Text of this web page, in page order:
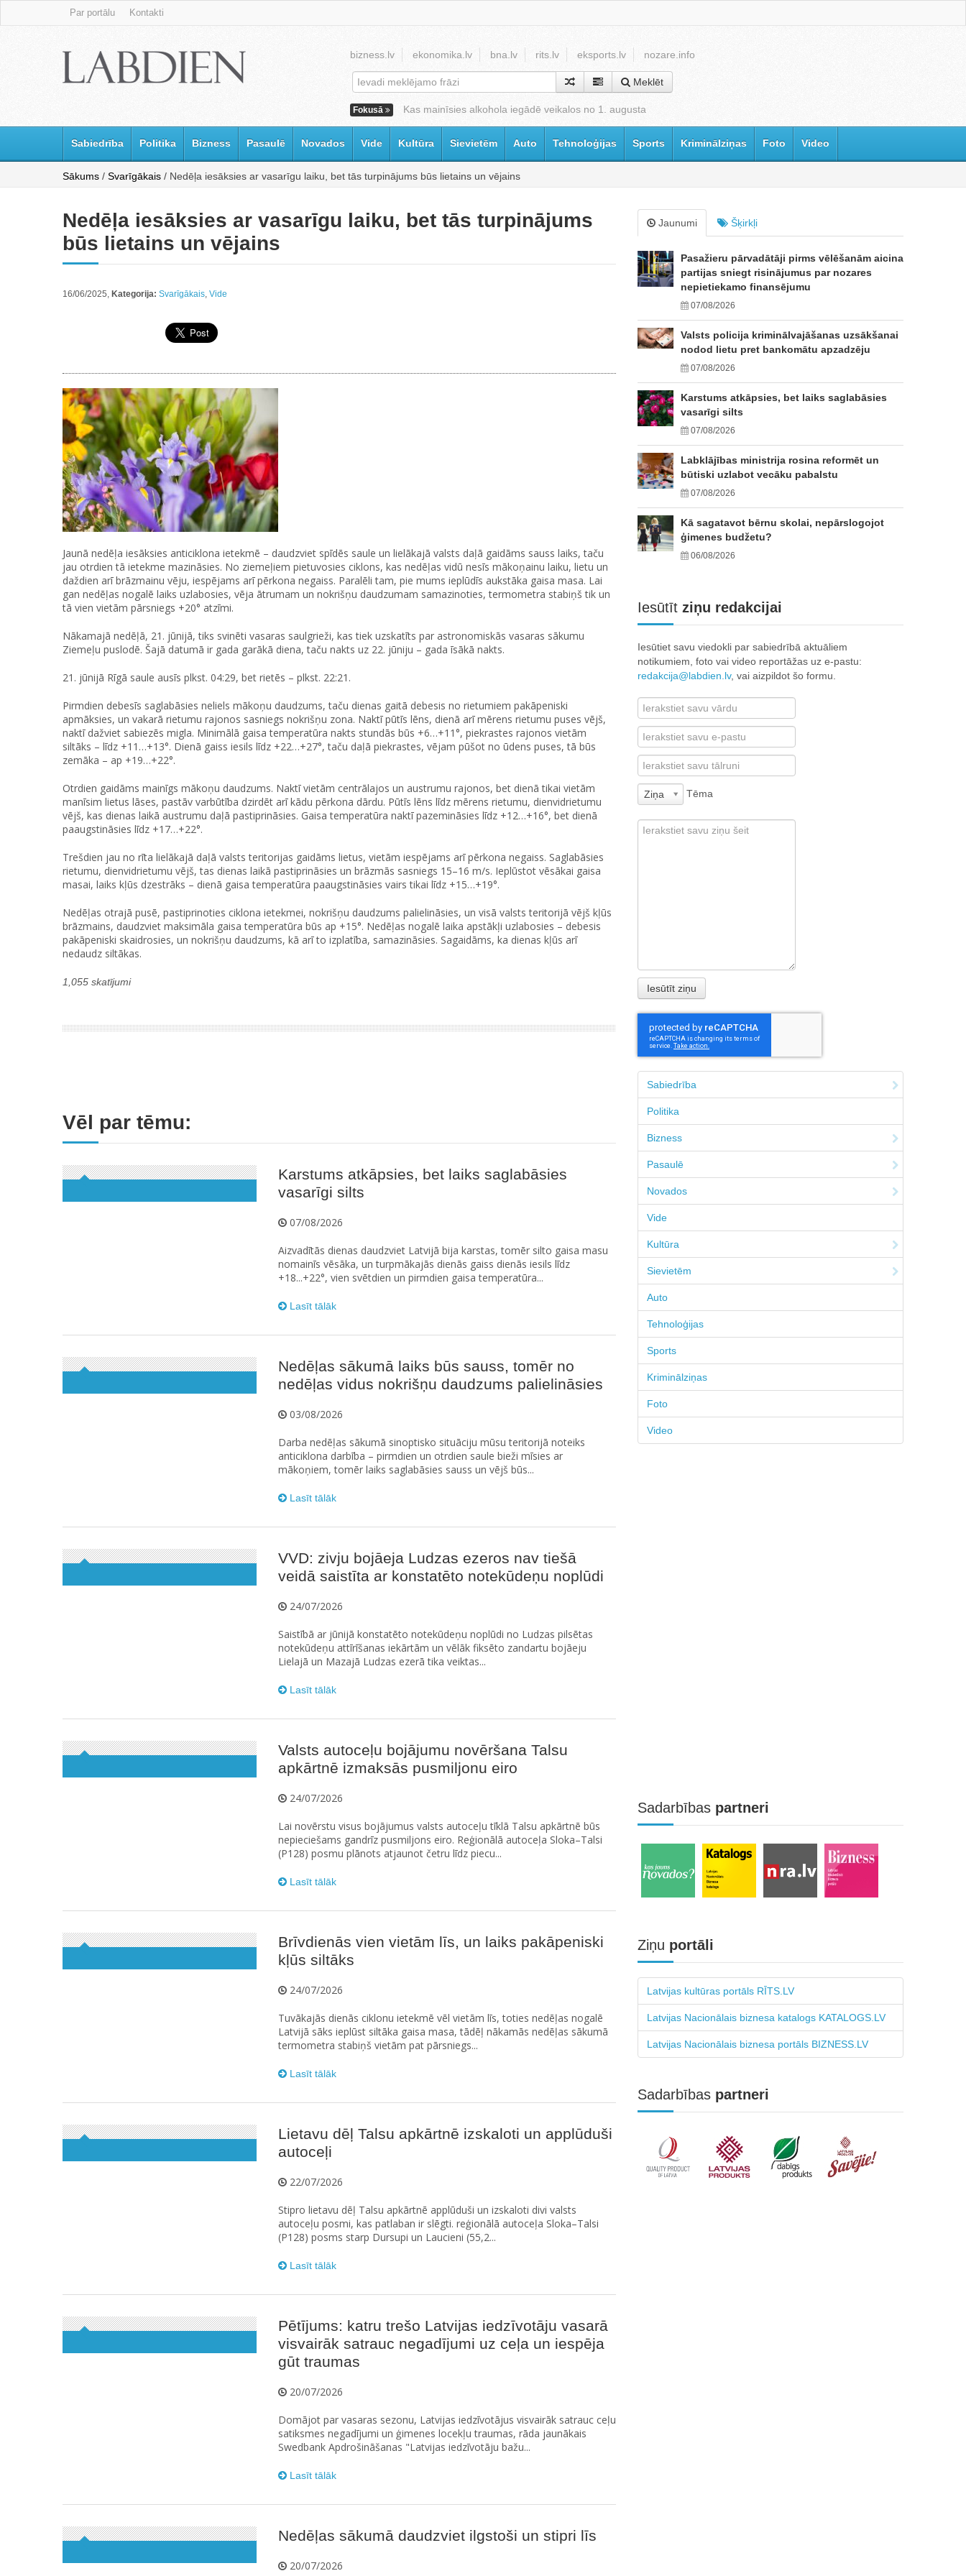
Par portālu Kontakti
bizness.lv ekonomika.lv bna.lv rits.lv eksports.lv nozare.info
Meklēt
Fokusā Kas mainīsies alkohola iegādē veikalos no 1. augusta
Sabiedrība Politika Bizness Pasaulē Novados Vide Kultūra Sievietēm Auto Tehnoloģijas Sports Kriminālziņas Foto Video
Sākums / Svarīgākais / Nedēļa iesāksies ar vasarīgu laiku, bet tās turpinājums būs lietains un vējains
Nedēļa iesāksies ar vasarīgu laiku, bet tās turpinājums
būs lietains un vējains
16/06/2025, Kategorija: Svarīgākais, Vide
Jaunā nedēļa iesāksies anticiklona ietekmē – daudzviet spīdēs saule un lielākajā valsts daļā gaidāms sauss laiks, taču
jau otrdien tā ietekme mazināsies. No ziemeļiem pietuvosies ciklons, kas nedēļas vidū nesīs mākoņainu laiku, lietu un
daždien arī brāzmainu vēju, iespējams arī pērkona negaiss. Paralēli tam, pie mums ieplūdīs aukstāka gaisa masa. Lai
gan nedēļas nogalē laiks uzlabosies, vēja ātrumam un nokrišņu daudzumam samazinoties, termometra stabiņš tik un
tā vien vietām pārsniegs +20° atzīmi.
Nākamajā nedēļā, 21. jūnijā, tiks svinēti vasaras saulgrieži, kas tiek uzskatīts par astronomiskās vasaras sākumu
Ziemeļu puslodē. Šajā datumā ir gada garākā diena, taču nakts uz 22. jūniju – gada īsākā nakts.
21. jūnijā Rīgā saule ausīs plkst. 04:29, bet rietēs – plkst. 22:21.
Pirmdien debesīs saglabāsies neliels mākoņu daudzums, taču dienas gaitā debesis no rietumiem pakāpeniski
apmāksies, un vakarā rietumu rajonos sasniegs nokrišņu zona. Naktī pūtīs lēns, dienā arī mērens rietumu puses vējš,
naktī dažviet sabiezēs migla. Minimālā gaisa temperatūra nakts stundās būs +6…+11°, piekrastes rajonos vietām
siltāks – līdz +11…+13°. Dienā gaiss iesils līdz +22…+27°, taču daļā piekrastes, vējam pūšot no ūdens puses, tā būs
zemāka – ap +19…+22°.
Otrdien gaidāms mainīgs mākoņu daudzums. Naktī vietām centrālajos un austrumu rajonos, bet dienā tikai vietām
manīsim lietus lāses, pastāv varbūtība dzirdēt arī kādu pērkona dārdu. Pūtīs lēns līdz mērens rietumu, dienvidrietumu
vējš, kas dienas laikā austrumu daļā pastiprināsies. Gaisa temperatūra naktī pazemināsies līdz +12…+16°, bet dienā
paaugstināsies līdz +17…+22°.
Trešdien jau no rīta lielākajā daļā valsts teritorijas gaidāms lietus, vietām iespējams arī pērkona negaiss. Saglabāsies
rietumu, dienvidrietumu vējš, tas dienas laikā pastiprināsies un brāzmās sasniegs 15–16 m/s. Ieplūstot vēsākai gaisa
masai, laiks kļūs dzestrāks – dienā gaisa temperatūra paaugstināsies vairs tikai līdz +15…+19°.
Nedēļas otrajā pusē, pastiprinoties ciklona ietekmei, nokrišņu daudzums palielināsies, un visā valsts teritorijā vējš kļūs
brāzmains, daudzviet maksimāla gaisa temperatūra būs ap +15°. Nedēļas nogalē laika apstākļi uzlabosies – debesis
pakāpeniski skaidrosies, un nokrišņu daudzums, kā arī to izplatība, samazināsies. Sagaidāms, ka dienas kļūs arī
nedaudz siltākas.
1,055 skatījumi
Vēl par tēmu:
Karstums atkāpsies, bet laiks saglabāsies
vasarīgi silts
07/08/2026
Aizvadītās dienas daudzviet Latvijā bija karstas, tomēr silto gaisa masu
nomainīs vēsāka, un turpmākajās dienās gaiss dienās iesils līdz
+18...+22°, vien svētdien un pirmdien gaisa temperatūra...
Lasīt tālāk
Nedēļas sākumā laiks būs sauss, tomēr no
nedēļas vidus nokrišņu daudzums palielināsies
03/08/2026
Darba nedēļas sākumā sinoptisko situāciju mūsu teritorijā noteiks
anticiklona darbība – pirmdien un otrdien saule bieži mīsies ar
mākoņiem, tomēr laiks saglabāsies sauss un vējš būs...
Lasīt tālāk
VVD: zivju bojāeja Ludzas ezeros nav tiešā
veidā saistīta ar konstatēto notekūdeņu noplūdi
24/07/2026
Saistībā ar jūnijā konstatēto notekūdeņu noplūdi no Ludzas pilsētas
notekūdeņu attīrīšanas iekārtām un vēlāk fiksēto zandartu bojāeju
Lielajā un Mazajā Ludzas ezerā tika veiktas...
Lasīt tālāk
Valsts autoceļu bojājumu novēršana Talsu
apkārtnē izmaksās pusmiljonu eiro
24/07/2026
Lai novērstu visus bojājumus valsts autoceļu tīklā Talsu apkārtnē būs
nepieciešams gandrīz pusmiljons eiro. Reģionālā autoceļa Sloka–Talsi
(P128) posmu plānots atjaunot četru līdz piecu...
Lasīt tālāk
Brīvdienās vien vietām līs, un laiks pakāpeniski
kļūs siltāks
24/07/2026
Tuvākajās dienās ciklonu ietekmē vēl vietām līs, toties nedēļas nogalē
Latvijā sāks ieplūst siltāka gaisa masa, tādēļ nākamās nedēļas sākumā
termometra stabiņš vietām pat pārsniegs...
Lasīt tālāk
Lietavu dēļ Talsu apkārtnē izskaloti un applūduši
autoceļi
22/07/2026
Stipro lietavu dēļ Talsu apkārtnē applūduši un izskaloti divi valsts
autoceļu posmi, kas patlaban ir slēgti. reģionālā autoceļa Sloka–Talsi
(P128) posms starp Dursupi un Laucieni (55,2...
Lasīt tālāk
Pētījums: katru trešo Latvijas iedzīvotāju vasarā
visvairāk satrauc negadījumi uz ceļa un iespēja
gūt traumas
20/07/2026
Domājot par vasaras sezonu, Latvijas iedzīvotājus visvairāk satrauc ceļu
satiksmes negadījumi un ģimenes locekļu traumas, rāda jaunākais
Swedbank Apdrošināšanas "Latvijas iedzīvotāju bažu...
Lasīt tālāk
Nedēļas sākumā daudzviet ilgstoši un stipri līs
20/07/2026
Jaunumi Šķirkļi
Pasažieru pārvadātāji pirms vēlēšanām aicina
partijas sniegt risinājumus par nozares
nepietiekamo finansējumu
07/08/2026
Valsts policija kriminālvajāšanas uzsākšanai
nodod lietu pret bankomātu apzadzēju
07/08/2026
Karstums atkāpsies, bet laiks saglabāsies
vasarīgi silts
07/08/2026
Labklājības ministrija rosina reformēt un
būtiski uzlabot vecāku pabalstu
07/08/2026
Kā sagatavot bērnu skolai, nepārslogojot
ģimenes budžetu?
06/08/2026
Iesūtīt ziņu redakcijai
Iesūtiet savu viedokli par sabiedrībā aktuāliem
notikumiem, foto vai video reportāžas uz e-pastu:
redakcija@labdien.lv, vai aizpildot šo formu.
Ziņa Tēma
Sabiedrība
Politika
Bizness
Pasaulē
Novados
Vide
Kultūra
Sievietēm
Auto
Tehnoloģijas
Sports
Kriminālziņas
Foto
Video
Sadarbības partneri
Ziņu portāli
Latvijas kultūras portāls RĪTS.LV
Latvijas Nacionālais biznesa katalogs KATALOGS.LV
Latvijas Nacionālais biznesa portāls BIZNESS.LV
Sadarbības partneri